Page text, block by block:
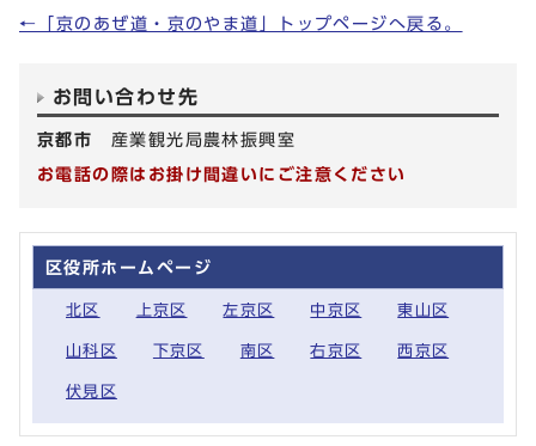
←「京のあぜ道・京のやま道」トップページへ戻る。
お問い合わせ先
京都市 産業観光局農林振興室
お電話の際はお掛け間違いにご注意ください
区役所ホームページ
北区 上京区 左京区 中京区 東山区
山科区 下京区 南区 右京区 西京区
伏見区